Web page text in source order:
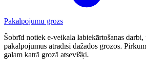
Pakalpojumu grozs
Šobrīd notiek e-veikala labiekārtošanas darbi,
pakalpojumus atradīsi dažādos grozos.
galam katrā grozā atsevišķi.